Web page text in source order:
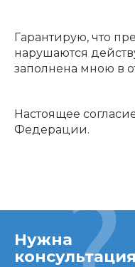
Гарантирую, что
нарушаются
заполнена мною в
Настоящее
Федерации.
Нужна